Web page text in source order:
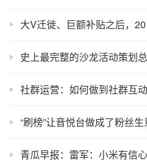
大V迁徙、巨额补贴之后，
史上最完整的沙龙活动策划总
社群运营：如何做到社群互